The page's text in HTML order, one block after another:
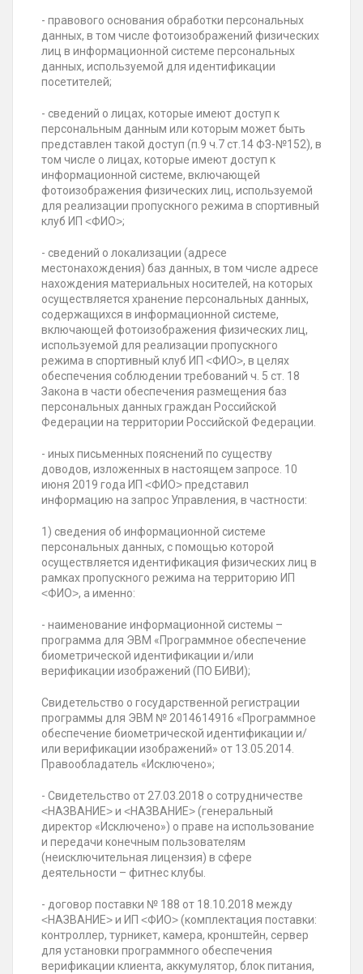
- правового основания обработки персональных
данных, в том числе фотоизображений физических
лиц в информационной системе персональных
данных, используемой для идентификации
посетителей;
- сведений о лицах, которые имеют доступ к
персональным данным или которым может быть
представлен такой доступ (п.9 ч.7 ст.14 ФЗ-№152), в
том числе о лицах, которые имеют доступ к
информационной системе, включающей
фотоизображения физических лиц, используемой
для реализации пропускного режима в спортивный
клуб ИП ˂ФИО˃;
- сведений о локализации (адресе
местонахождения) баз данных, в том числе адресе
нахождения материальных носителей, на которых
осуществляется хранение персональных данных,
содержащихся в информационной системе,
включающей фотоизображения физических лиц,
используемой для реализации пропускного
режима в спортивный клуб ИП ˂ФИО˃, в целях
обеспечения соблюдении требований ч. 5 ст. 18
Закона в части обеспечения размещения баз
персональных данных граждан Российской
Федерации на территории Российской Федерации.
- иных письменных пояснений по существу
доводов, изложенных в настоящем запросе. 10
июня 2019 года ИП ˂ФИО˃ представил
информацию на запрос Управления, в частности:
1) сведения об информационной системе
персональных данных, с помощью которой
осуществляется идентификация физических лиц в
рамках пропускного режима на территорию ИП
˂ФИО˃, а именно:
- наименование информационной системы –
программа для ЭВМ «Программное обеспечение
биометрической идентификации и/или
верификации изображений (ПО БИВИ);
Свидетельство о государственной регистрации
программы для ЭВМ № 2014614916 «Программное
обеспечение биометрической идентификации и/
или верификации изображений» от 13.05.2014.
Правообладатель «Исключено»;
- Свидетельство от 27.03.2018 о сотрудничестве
˂НАЗВАНИЕ˃ и ˂НАЗВАНИЕ˃ (генеральный
директор «Исключено») о праве на использование
и передачи конечным пользователям
(неисключительная лицензия) в сфере
деятельности – фитнес клубы.
- договор поставки № 188 от 18.10.2018 между
˂НАЗВАНИЕ˃ и ИП ˂ФИО˃ (комплектация поставки:
контроллер, турникет, камера, кронштейн, сервер
для установки программного обеспечения
верификации клиента, аккумулятор, блок питания,